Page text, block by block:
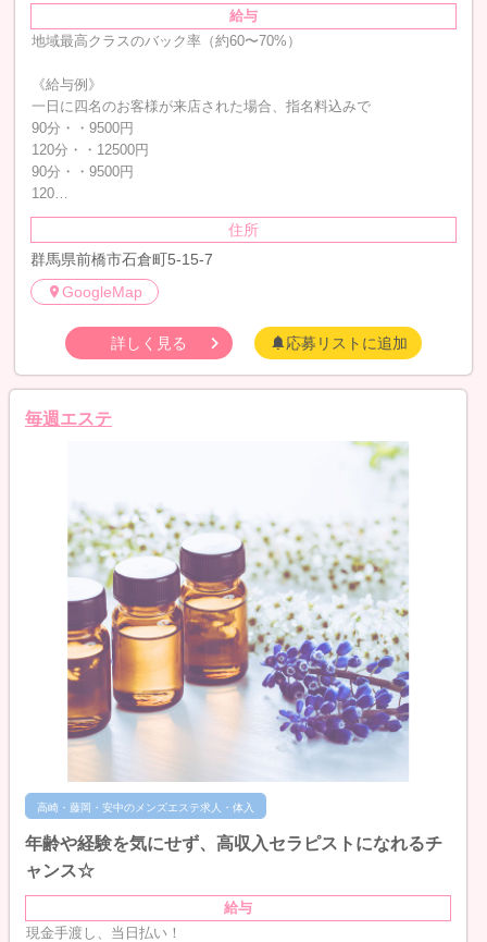
給与
地域最高クラスのバック率（約60〜70%）
《給与例》
一日に四名のお客様が来店された場合、指名料込みで
90分・・9500円
120分・・12500円
90分・・9500円
120…
住所
群馬県前橋市石倉町5-15-7
GoogleMap
詳しく見る 応募リストに追加
毎週エステ
高崎・藤岡・安中のメンズエステ求人・体入
年齢や経験を気にせず、高収入セラピストになれるチ
ャンス☆
給与
現金手渡し、当日払い！